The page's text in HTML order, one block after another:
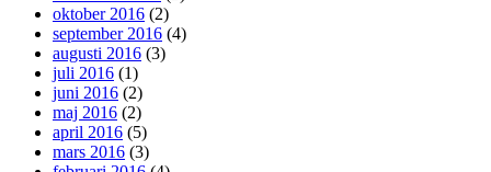
oktober 2016 (2)
september 2016 (4)
augusti 2016 (3)
juli 2016 (1)
juni 2016 (2)
maj 2016 (2)
april 2016 (5)
mars 2016 (3)